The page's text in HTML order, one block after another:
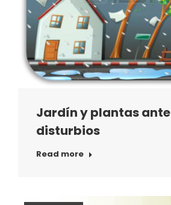
Jardín y plantas ante
disturbios
Read more